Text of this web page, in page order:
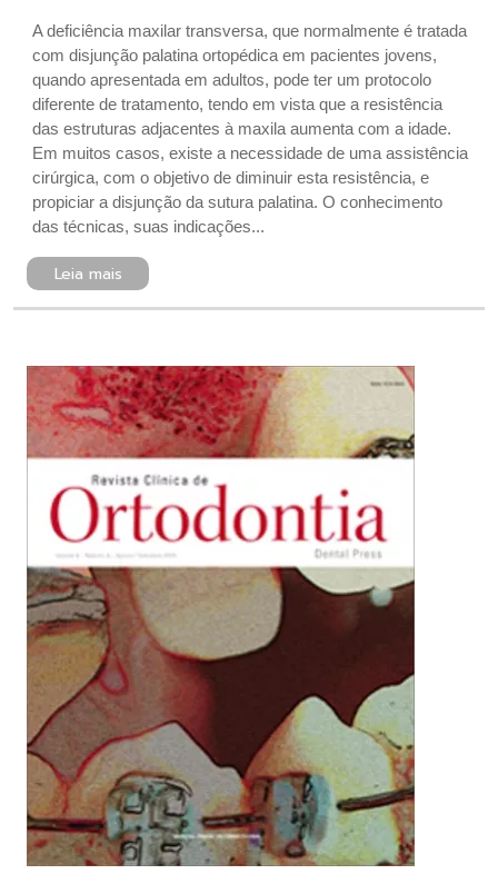
A deficiência maxilar transversa, que normalmente é tratada
com disjunção palatina ortopédica em pacientes jovens,
quando apresentada em adultos, pode ter um protocolo
diferente de tratamento, tendo em vista que a resistência
das estruturas adjacentes à maxila aumenta com a idade.
Em muitos casos, existe a necessidade de uma assistência
cirúrgica, com o objetivo de diminuir esta resistência, e
propiciar a disjunção da sutura palatina. O conhecimento
das técnicas, suas indicações...
Leia mais